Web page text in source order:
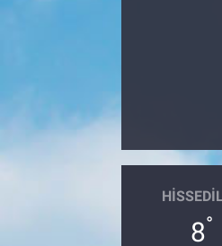
8°
İlçeler